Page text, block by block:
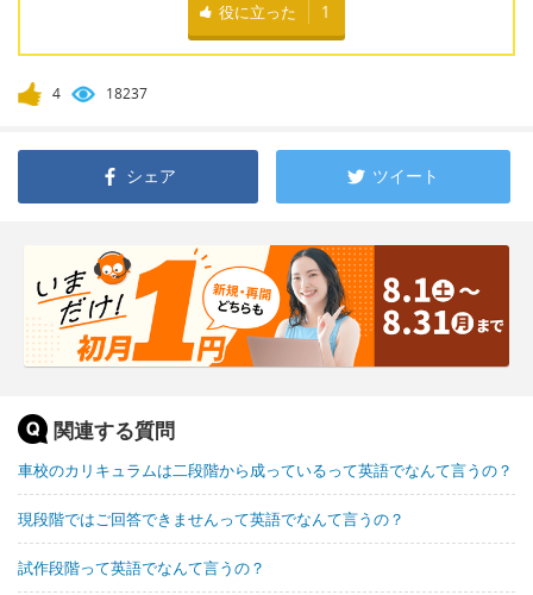
役に立った 1
4 18237
シェア ツイート
関連する質問
車校のカリキュラムは二段階から成っているって英語でなんて言うの？
現段階ではご回答できませんって英語でなんて言うの？
試作段階って英語でなんて言うの？